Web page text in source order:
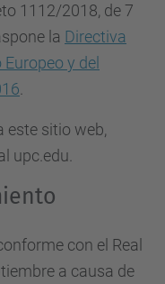
1112/2018, de 7
la Directiva
y del
este sitio web,
upc.edu.
con el Real
a causa de